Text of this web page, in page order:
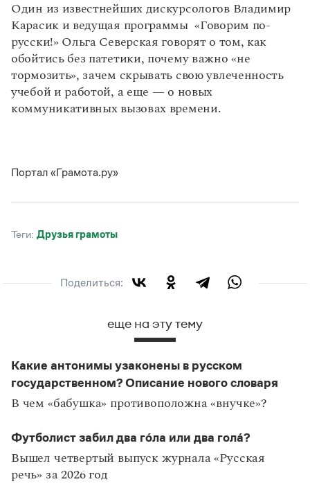
Словари русского языка как государственного
Справочники
Правила русской орфографии и пунктуации
Русский язык. Краткий теоретический курс
Справочник по фразеологии
Словарь-справочник непростые слова
Журнал
Лекции и подкасты
Рекомендуем
Учебник Грамоты
Правила русского языка: от азов до тонкостей
Интерактивные упражнения: от простого к сложному
Скороговорки
Управление в русском языке
Словарь методических терминов
Правила русской орфографии и пунктуации
Один из известнейших дискурсологов Владимир
Карасик и ведущая программы «Говорим по-
русски!» Ольга Северская говорят о том, как
обойтись без патетики, почему важно «не
тормозить», зачем скрывать свою увлеченность
учебой и работой, а еще — о новых
коммуникативных вызовах времени.
Портал «Грамота.ру»
Теги: друзья грамоты
Поделиться:
еще на эту тему
Какие антонимы узаконены в русском
государственном? Описание нового словаря
В чем «бабушка» противоположна «внучке»?
Футболист забил два го́ла или два гола́?
Вышел четвертый выпуск журнала «Русская
речь» за 2026 год